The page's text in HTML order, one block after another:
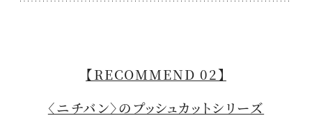
【RECOMMEND 02】
〈ニチバン〉のプッシュカットシリーズ